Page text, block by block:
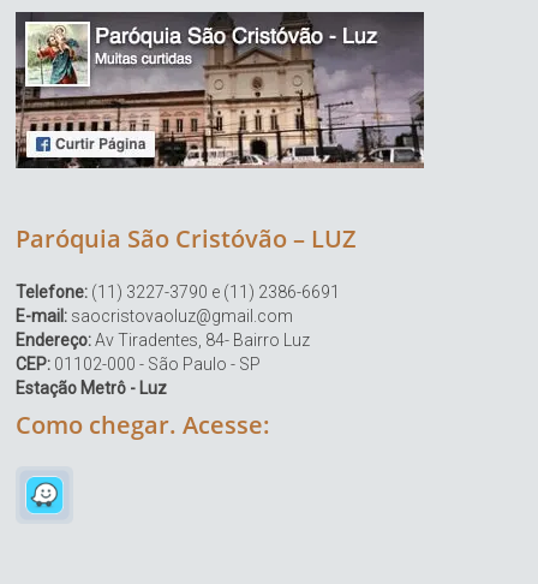
Paróquia São Cristóvão – LUZ
Telefone: (11) 3227-3790 e (11) 2386-6691
E-mail: saocristovaoluz@gmail.com
Endereço:Av Tiradentes, 84- Bairro Luz
CEP: 01102-000 - São Paulo - SP
Estação Metrô - Luz
Como chegar. Acesse: